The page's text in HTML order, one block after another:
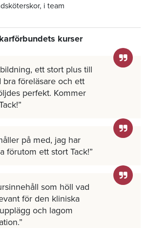
i team
kurser
ett stort plus till
bra föreläsare och ett
perfekt. Kommer
på med, jag har
förutom ett stort Tack!
som höll vad
för den kliniska
och lagom